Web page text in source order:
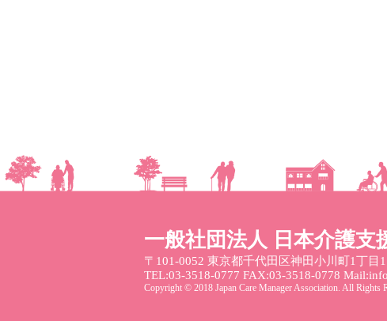
一般社団法人 日本介護支
〒101-0052 東京都千代田区神田小川町1丁目
TEL:03-3518-0777 FAX:03-3518-0778
Copyright © 2018 Japan Care Manager Association. All Rights